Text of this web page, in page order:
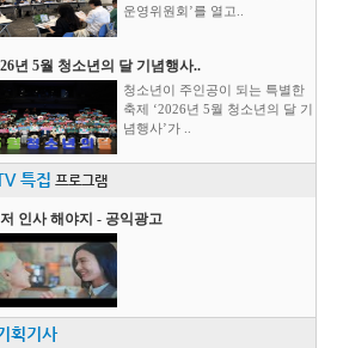
운영위원회’를 열고..
년 5월 청소년의 달 기념행사..
청소년이 주인공이 되는 특별한
축제 ‘2026년 5월 청소년의 달 기
념행사’가 ..
특집 프로그램
인사 해야지 - 공익광고
획기사